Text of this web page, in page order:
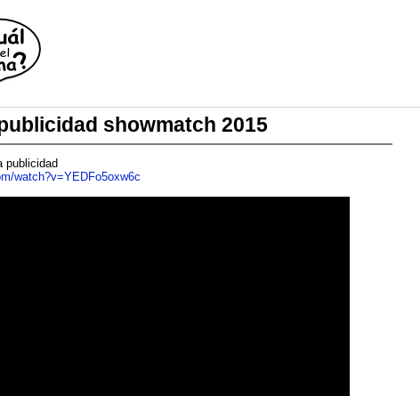
showmatch 2015
publicidad
watch?v=YEDFo5oxw6c